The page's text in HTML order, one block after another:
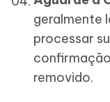
geralmente
processar
removido.